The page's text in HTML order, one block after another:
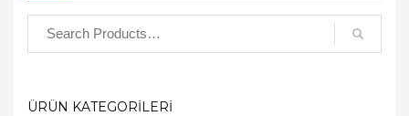
ÜRÜN KATEGORİLERİ